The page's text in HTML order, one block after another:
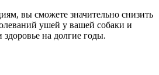
вы сможете значительно снизить
ушей у вашей собаки и
на долгие годы.